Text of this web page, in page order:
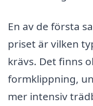
En av de första
priset är vilken
krävs. Det finns
formklippning,
mer intensiv